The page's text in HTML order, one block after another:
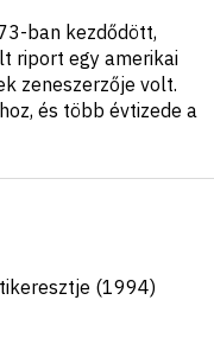
ban kezdődött,
riport egy amerikai
zeneszerzője volt.
és több évtizede a
(1994)